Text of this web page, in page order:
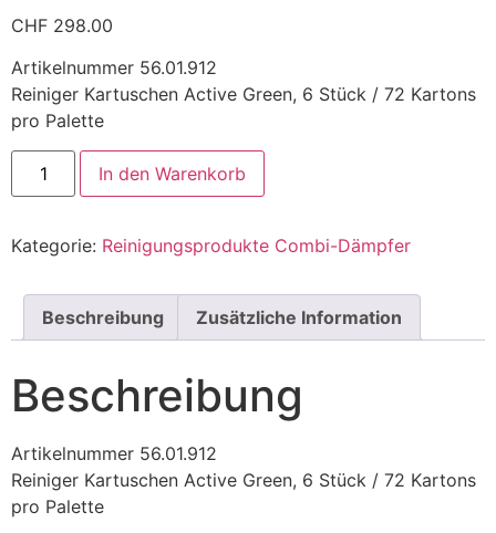
CHF 298.00
Artikelnummer 56.01.912
Reiniger Kartuschen Active Green, 6 Stück / 72 Kartons
pro Palette
In den Warenkorb
Kategorie: Reinigungsprodukte Combi-Dämpfer
Beschreibung Zusätzliche Information
Beschreibung
Artikelnummer 56.01.912
Reiniger Kartuschen Active Green, 6 Stück / 72 Kartons
pro Palette